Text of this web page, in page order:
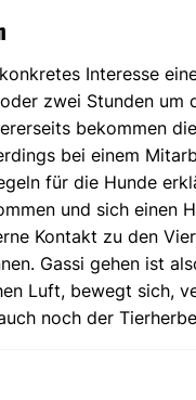
Interesse
zwei Stunden um
bekommen
bei einem
für die Hunde
und sich einen
Kontakt zu den
Gassi gehen ist
Luft, bewegt sich,
noch der